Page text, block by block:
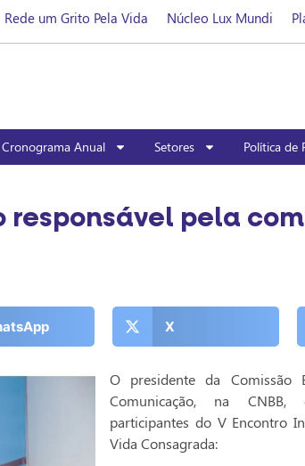
Rede um Grito Pela Vida Núcleo Lux Mundi
Cronograma Anual Setores Política de
responsável pela
X
O presidente da Comissão
Comunicação, na CNBB,
participantes do V Encontro
Vida Consagrada: